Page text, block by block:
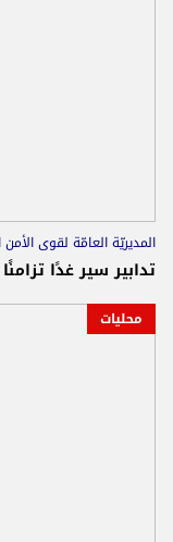
المديريّة العامّة لقوى
تدابير سير غدًا
محليات